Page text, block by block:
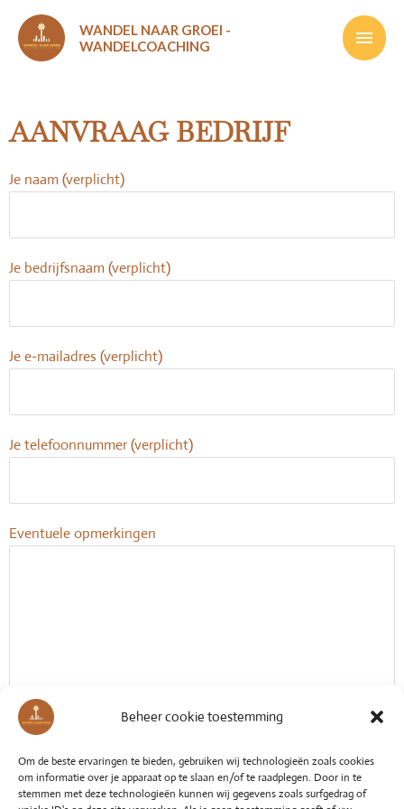
Beheer cookie toestemming
Om de beste ervaringen te bieden, gebruiken wij technologieën zoals cookies
om informatie over je apparaat op te slaan en/of te raadplegen. Door in te
stemmen met deze technologieën kunnen wij gegevens zoals surfgedrag of
naar
WANDEL NAAR GROEI -
WANDELCOACHING
AANVRAAG BEDRIJF
Je naam (verplicht)
Je bedrijfsnaam (verplicht)
Je e-mailadres (verplicht)
Je telefoonnummer (verplicht)
Eventuele opmerkingen